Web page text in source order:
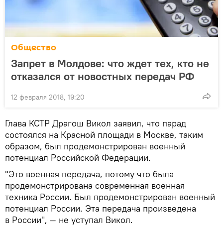
Общество
Запрет в Молдове: что ждет тех, кто не
отказался от новостных передач РФ
12 февраля 2018, 19:20
Глава КСТР Драгош Викол заявил, что парад
состоялся на Красной площади в Москве, таким
образом, был продемонстрирован военный
потенциал Российской Федерации.
"Это военная передача, потому что была
продемонстрирована современная военная
техника России. Был продемонстрирован военный
потенциал России. Эта передача произведена
в России", — не уступал Викол.